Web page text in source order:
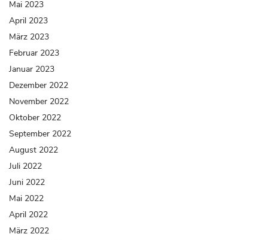
Mai 2023
April 2023
März 2023
Februar 2023
Januar 2023
Dezember 2022
November 2022
Oktober 2022
September 2022
August 2022
Juli 2022
Juni 2022
Mai 2022
April 2022
März 2022